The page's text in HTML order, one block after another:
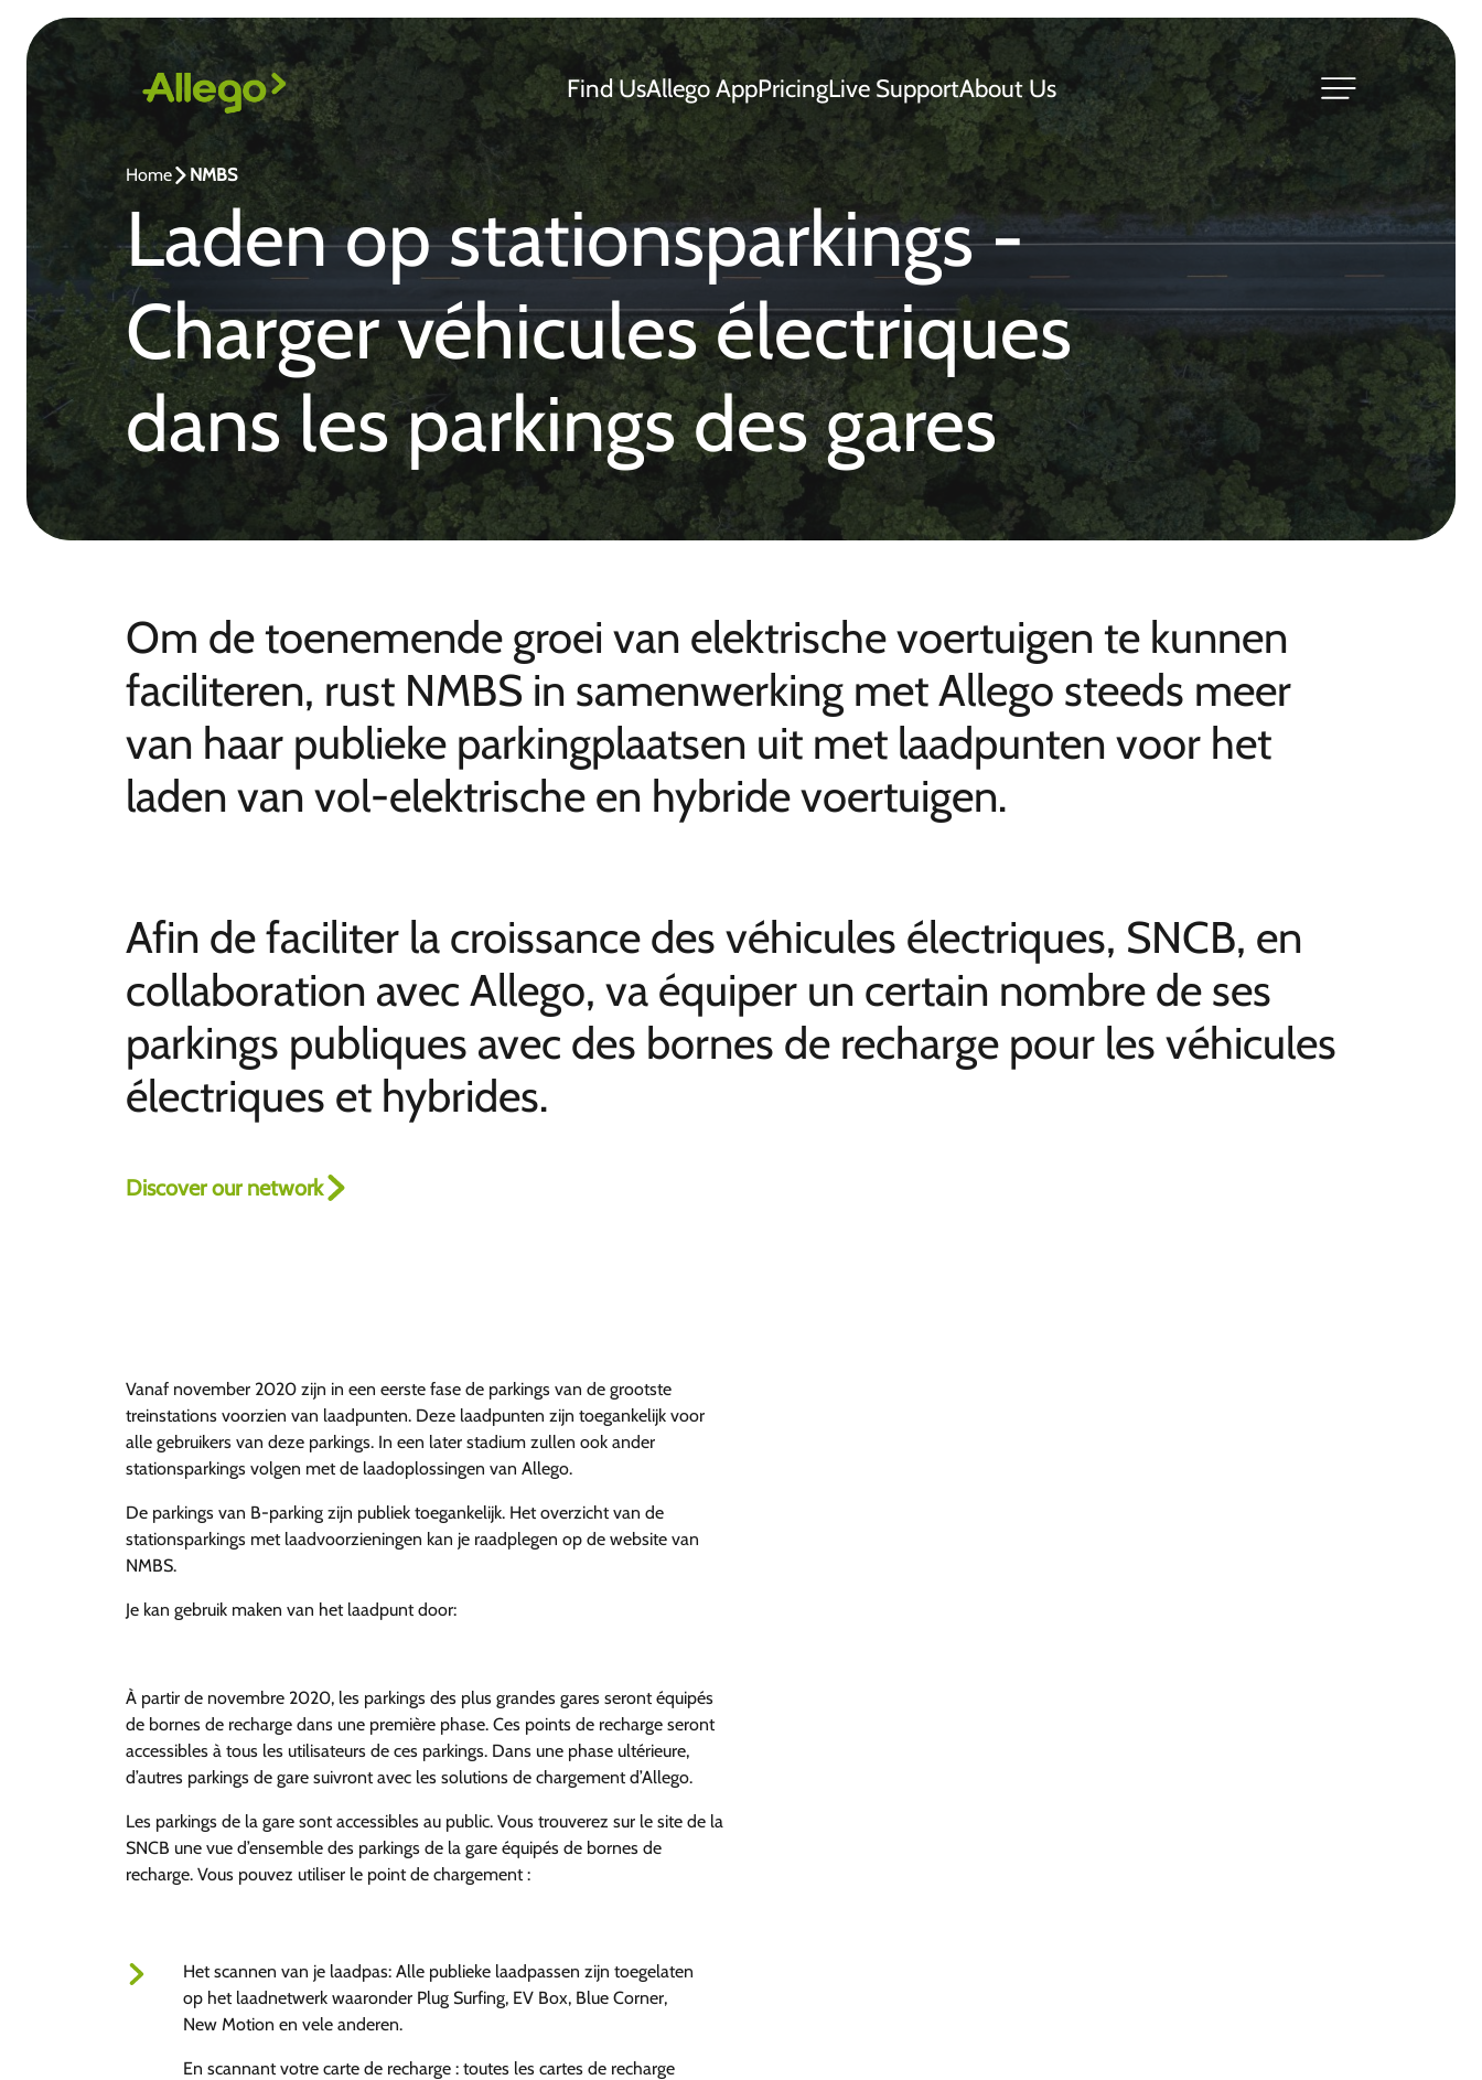
Find UsAllego AppPricingLive SupportAbout Us
Home NMBS
Laden op stationsparkings -
Charger véhicules électriques
dans les parkings des gares
Om de toenemende groei van elektrische voertuigen te kunnen
faciliteren, rust NMBS in samenwerking met Allego steeds meer
van haar publieke parkingplaatsen uit met laadpunten voor het
laden van vol-elektrische en hybride voertuigen.
Afin de faciliter la croissance des véhicules électriques, SNCB, en
collaboration avec Allego, va équiper un certain nombre de ses
parkings publiques avec des bornes de recharge pour les véhicules
électriques et hybrides.
Discover our network
Vanaf november 2020 zijn in een eerste fase de parkings van de grootste
treinstations voorzien van laadpunten. Deze laadpunten zijn toegankelijk voor
alle gebruikers van deze parkings. In een later stadium zullen ook ander
stationsparkings volgen met de laadoplossingen van Allego.
De parkings van B-parking zijn publiek toegankelijk. Het overzicht van de
stationsparkings met laadvoorzieningen kan je raadplegen op de website van
NMBS.
Je kan gebruik maken van het laadpunt door:
À partir de novembre 2020, les parkings des plus grandes gares seront équipés
de bornes de recharge dans une première phase. Ces points de recharge seront
accessibles à tous les utilisateurs de ces parkings. Dans une phase ultérieure,
d’autres parkings de gare suivront avec les solutions de chargement d’Allego.
Les parkings de la gare sont accessibles au public. Vous trouverez sur le site de la
SNCB une vue d’ensemble des parkings de la gare équipés de bornes de
recharge. Vous pouvez utiliser le point de chargement :
Het scannen van je laadpas: Alle publieke laadpassen zijn toegelaten
op het laadnetwerk waaronder Plug Surfing, EV Box, Blue Corner,
New Motion en vele anderen.
En scannant votre carte de recharge : toutes les cartes de recharge